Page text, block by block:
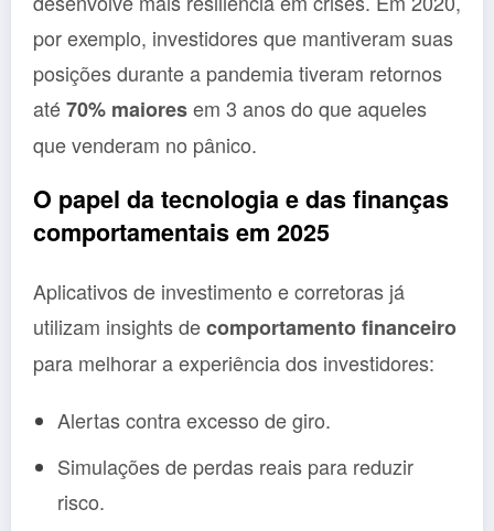
por exemplo, investidores que mantiveram suas
posições durante a pandemia tiveram retornos
até70% maioresem 3 anos do que aqueles
que venderam no pânico.
O papel da tecnologia e das finanças
comportamentais em 2025
Aplicativos de investimento e corretoras já
utilizam insights decomportamento financeiro
para melhorar a experiência dos investidores:
Alertas contra excesso de giro.
Simulações de perdas reais para reduzir
risco.